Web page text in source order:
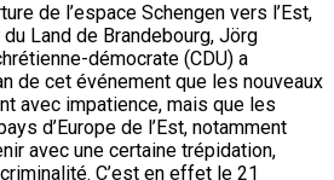
de l’espace Schengen vers l’Est,
Land de Brandebourg, Jörg
démocrate (CDU) a
de cet événement que les nouveaux
avec impatience, mais que les
d’Europe de l’Est, notamment
avec une certaine trépidation,
C’est en effet le 21